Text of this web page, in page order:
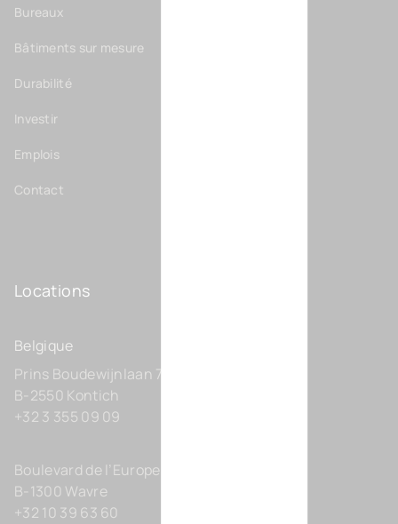
Bureaux
Bâtiments sur mesure
Durabilité
Investir
Emplois
Contact
Locations
Belgique
Prins Boudewijnlaan 7 C0201
B-2550 Kontich
+32 3 355 09 09
Boulevard de l’Europe 131-D21
B-1300 Wavre
+32 10 39 63 60